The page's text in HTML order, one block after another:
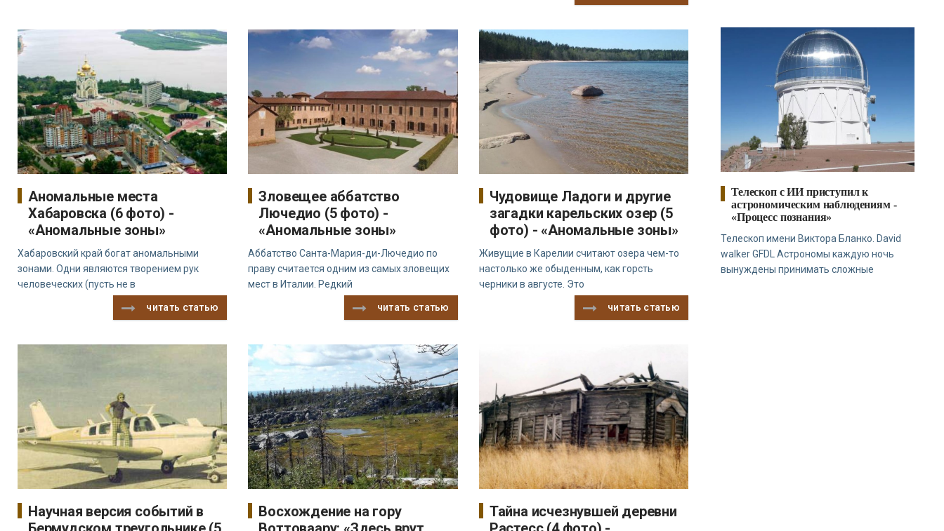
Аномальные места
Хабаровска (6 фото) -
«Аномальные зоны»
Хабаровский край богат аномальными
зонами. Одни являются творением рук
человеческих (пусть не в
читать статью
Зловещее аббатство
Лючедио (5 фото) -
«Аномальные зоны»
Аббатство Санта-Мария-ди-Лючедио по
праву считается одним из самых зловещих
мест в Италии. Редкий
читать статью
Чудовище Ладоги и другие
загадки карельских озер (5
фото) - «Аномальные зоны»
Живущие в Карелии считают озера чем-то
настолько же обыденным, как горсть
черники в августе. Это
читать статью
Научная версия событий в
Восхождение на гору
Тайна исчезнувшей деревни
Телескоп с ИИ приступил к
астрономическим наблюдениям -
«Процесс познания»
Телескоп имени Виктора Бланко. David
walker GFDL Астрономы каждую ночь
вынуждены принимать сложные